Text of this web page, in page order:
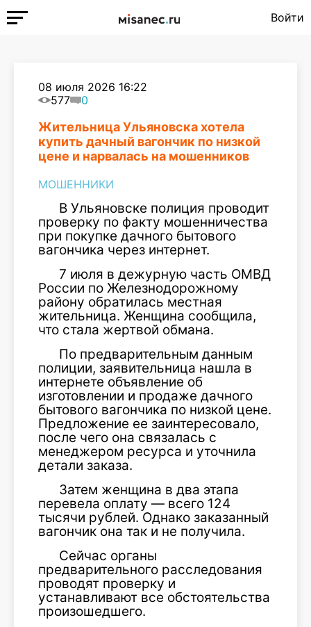
Войти
08 июля 2026 16:22
577
0
Жительница Ульяновска хотела
купить дачный вагончик по низкой
цене и нарвалась на мошенников
МОШЕННИКИ
В Ульяновске полиция проводит
проверку по факту мошенничества
при покупке дачного бытового
вагончика через интернет.
7 июля в дежурную часть ОМВД
России по Железнодорожному
району обратилась местная
жительница. Женщина сообщила,
что стала жертвой обмана.
По предварительным данным
полиции, заявительница нашла в
интернете объявление об
изготовлении и продаже дачного
бытового вагончика по низкой цене.
Предложение ее заинтересовало,
после чего она связалась с
менеджером ресурса и уточнила
детали заказа.
Затем женщина в два этапа
перевела оплату — всего 124
тысячи рублей. Однако заказанный
вагончик она так и не получила.
Сейчас органы
предварительного расследования
проводят проверку и
устанавливают все обстоятельства
произошедшего.